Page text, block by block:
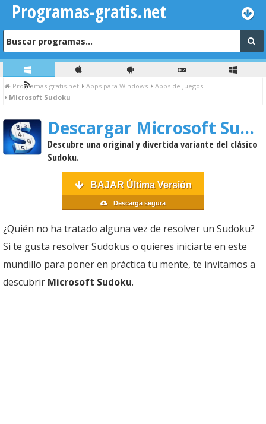
Programas-gratis.net
Programas-gratis.net Apps para Windows
Apps de Juegos
Microsoft Sudoku
Descargar Microsoft Sudoku
Descubre una original y divertida variante del clásico
Sudoku.
BAJAR Última Versión
Descarga segura
¿Quién no ha tratado alguna vez de resolver un Sudoku?
Si te gusta resolver Sudokus o quieres iniciarte en este
mundillo para poner en práctica tu mente, te invitamos a
descubrir Microsoft Sudoku.